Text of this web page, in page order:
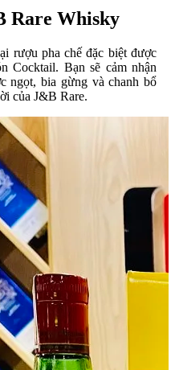
Rare Whisky
rượu pha chế đặc biệt được
Cocktail. Bạn sẽ cảm nhận
ngọt, bia gừng và chanh bổ
của J&B Rare.